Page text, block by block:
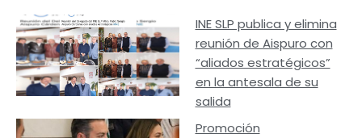
INE SLP publica y elimina
reunión de Aispuro con
“aliados estratégicos”
en la antesala de su
salida
Promoción